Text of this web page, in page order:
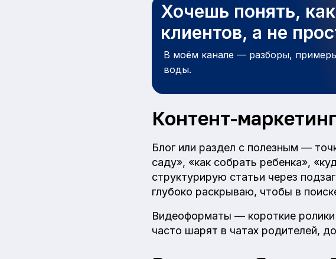
Хочешь понять,
клиентов, а не
В моём канале — разборы,
воды.
Контент-
Блог или раздел с полезным —
саду», «как собрать ребенка»,
структурирую статьи через
глубоко раскрываю, чтобы в
Видеоформаты — короткие
часто шарят в чатах родителей,